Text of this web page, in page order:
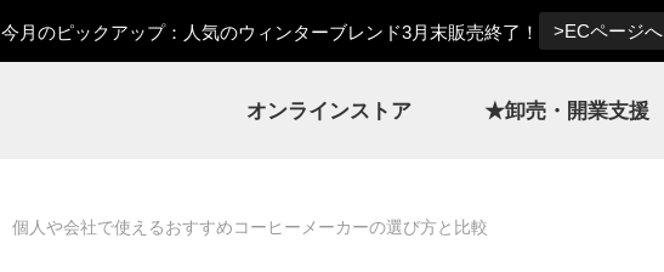
オンラインストア ★卸売・開業支援
個人や会社で使えるおすすめコーヒーメーカーの選び方と比較
今月のピックアップ：人気のウィンターブレンド3月末販売終了！ >ECページへ